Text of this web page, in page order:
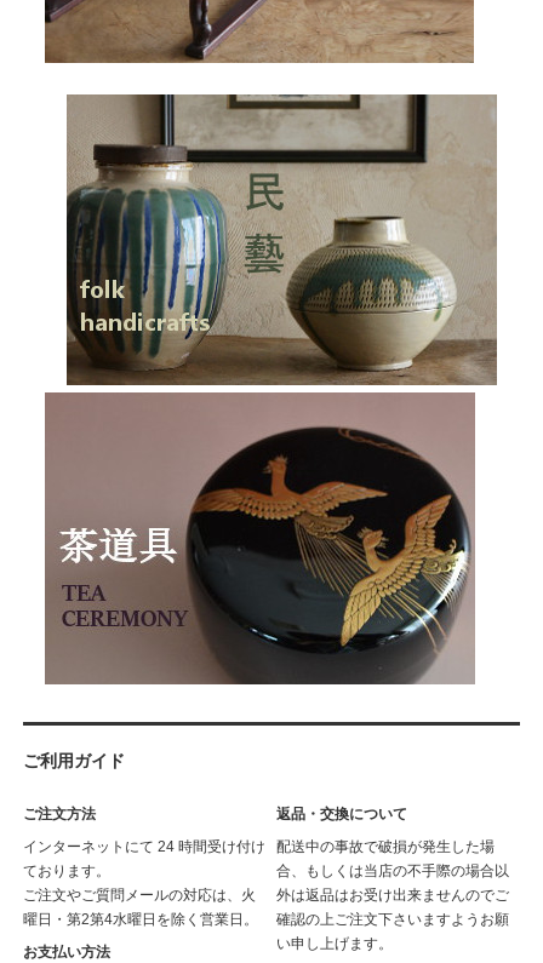
ご利用ガイド
ご注文方法
インターネットにて 24 時間受け付け
ております。
ご注文やご質問メールの対応は、火
曜日・第2第4水曜日を除く営業日。
お支払い方法
返品・交換について
配送中の事故で破損が発生した場
合、もしくは当店の不手際の場合以
外は返品はお受け出来ませんのでご
確認の上ご注文下さいますようお願
い申し上げます。